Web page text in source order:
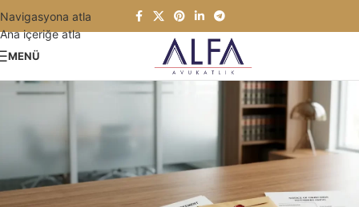
Navigasyona atla
Ana içeriğe atla
MENÜ